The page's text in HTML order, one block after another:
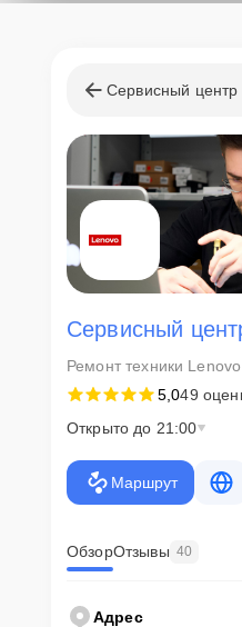
Сервисный центр
Сервисный
Ремонт техники Lenovo
5,049
Открыто до 21:00
Маршрут
ОбзорОтзывы 40
Адрес